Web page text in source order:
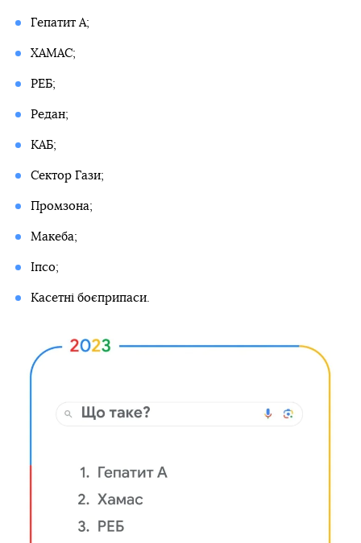
Гепатит А;
ХАМАС;
РЕБ;
Редан;
КАБ;
Сектор Гази;
Промзона;
Макеба;
Іпсо;
Касетні боєприпаси.